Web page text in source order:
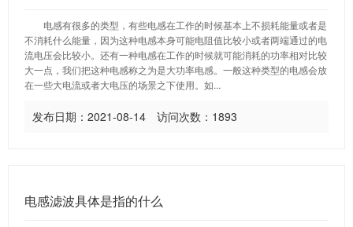
电感有很多的类型，有些电感在工作的时候基本上不损耗能量或者是
不消耗什么能量，因为这种电感本身可能电阻值比较小或者两端通过的电
流电压会比较小。还有一种电感在工作的时候就可能消耗的功率相对比较
大一点，我们把这种电感称之为是大功率电感。一般这种类型的电感会放
在一些大电流或者大电压的场景之下使用。如...
发布日期：2021-08-14 访问次数：1893
电感滤波具体是指的什么